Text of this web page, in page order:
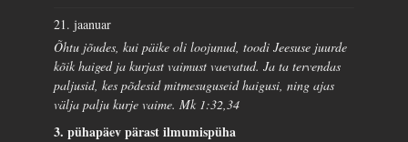
21. jaanuar
Õhtu jõudes, kui päike oli loojunud, toodi Jeesuse juurde
kõik haiged ja kurjast vaimust vaevatud. Ja ta tervendas
paljusid, kes põdesid mitmesuguseid haigusi, ning ajas
välja palju kurje vaime. Mk 1:32,34
3. pühapäev pärast ilmumispüha